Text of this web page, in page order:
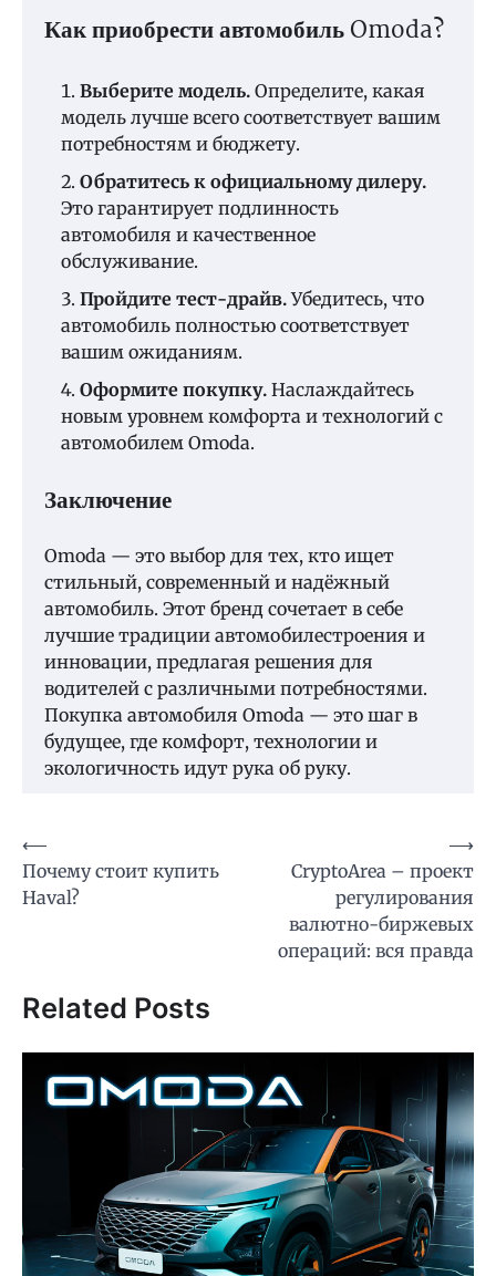
Как приобрести автомобиль Omoda?
Выберите модель. Определите, какая
модель лучше всего соответствует вашим
потребностям и бюджету.
Обратитесь к официальному дилеру.
Это гарантирует подлинность
автомобиля и качественное
обслуживание.
Пройдите тест-драйв.Убедитесь, что
автомобиль полностью соответствует
вашим ожиданиям.
Оформите покупку. Наслаждайтесь
новым уровнем комфорта и технологий с
автомобилем Omoda.
Заключение
Omoda — это выбор для тех, кто ищет
стильный, современный и надёжный
автомобиль. Этот бренд сочетает в себе
лучшие традиции автомобилестроения и
инновации, предлагая решения для
водителей с различными потребностями.
Покупка автомобиля Omoda — это шаг в
будущее, где комфорт, технологии и
экологичность идут рука об руку.
Навигация
по
записям
⟵
Почему стоит купить
Haval?
CryptoArea – проект
регулирования
валютно-биржевых
операций: вся правда
⟶
Related Posts